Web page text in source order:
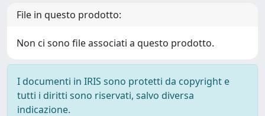
File in questo prodotto:
Non ci sono file associati a questo prodotto.
I documenti in IRIS sono protetti da copyright e
tutti i diritti sono riservati, salvo diversa
indicazione.